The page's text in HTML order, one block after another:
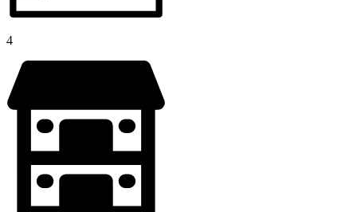
4